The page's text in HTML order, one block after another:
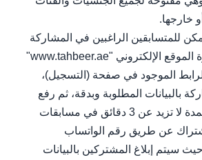
خارجها.
للمتسابقين الراغبين في المشاركة
في جميع الجوائز زيارة الموقع الإلكتروني "www.tahbeer.ae"
الموجود في صفحة (التسجيل)،
بالبيانات المطلوبة وبدقة، ثم رفع
الفيديو بصوت واضح بمدة لا تزيد عن 3 دقائق في مسابقات
عن طريق رقم الواتساب
حيث سيتم إبلاغ المشتركين بالبيانات